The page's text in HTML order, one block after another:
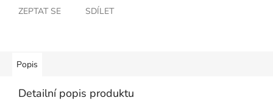
ZEPTAT SE SDÍLET
Popis
Detailní popis produktu